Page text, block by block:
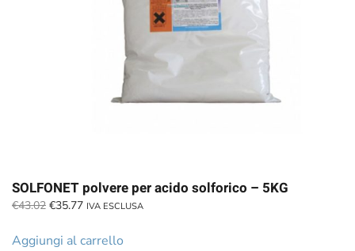
SOLFONET polvere per acido solforico – 5KG
€43.02 Il
originale
€35.77Il
attuale
IVA ESCLUSA
Aggiungi al carrello